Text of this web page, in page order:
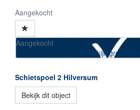
Aangekocht
Aangekocht
Bekijk grote foto's
Schietspoel 2 Hilversum
Bekijk dit object